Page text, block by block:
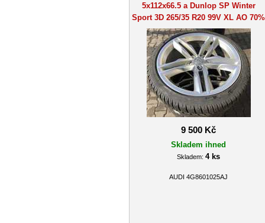
5x112x66.5 a Dunlop SP Winter
Sport 3D 265/35 R20 99V XL AO 70%
9 500 Kč
Skladem ihned
Skladem: 4 ks
AUDI 4G8601025AJ